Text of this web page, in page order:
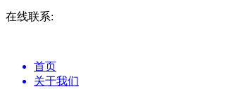
在线联系:
首页
关于我们